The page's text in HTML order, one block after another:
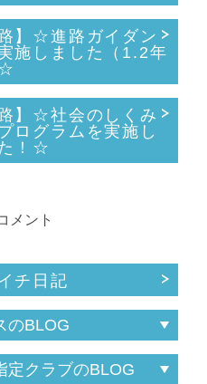
路】☆進路ガイダン
施しました（1.2年
路】☆社会のしくみ
ログラムを実施し
！☆
メント
チ日記